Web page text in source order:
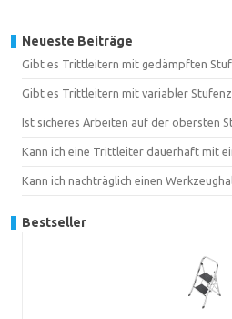
Neueste Beiträge
Gibt es Trittleitern mit gedämpften
Gibt es Trittleitern mit variabler
Ist sicheres Arbeiten auf der obersten
Kann ich eine Trittleiter dauerhaft mit
Kann ich nachträglich einen
Bestseller